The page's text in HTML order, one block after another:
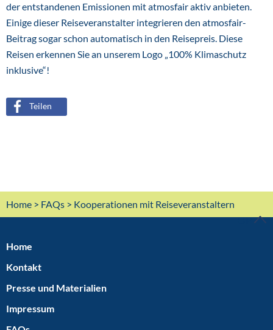
der entstandenen Emissionen mit atmosfair aktiv anbieten.
Einige dieser Reiseveranstalter integrieren den atmosfair-
Beitrag sogar schon automatisch in den Reisepreis. Diese
Reisen erkennen Sie an unserem Logo „100% Klimaschutz
inklusive“!
Teilen
Home > FAQs > Kooperationen mit Reiseveranstaltern
TOP
Home
Kontakt
Presse und Materialien
Impressum